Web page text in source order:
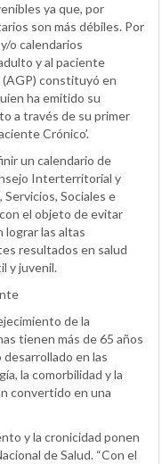
ya que, por
son más débiles. Por
o calendarios
y al paciente
(AGP) constituyó en
ha emitido su
a través de su primer
Crónico’.
un calendario de
Interterritorial y
Sociales e
el objeto de evitar
lograr las altas
resultados en salud
y juvenil.
de la
tienen más de 65 años
en las
la comorbilidad y la
convertido en una
y la cronicidad ponen
de Salud. “Con el